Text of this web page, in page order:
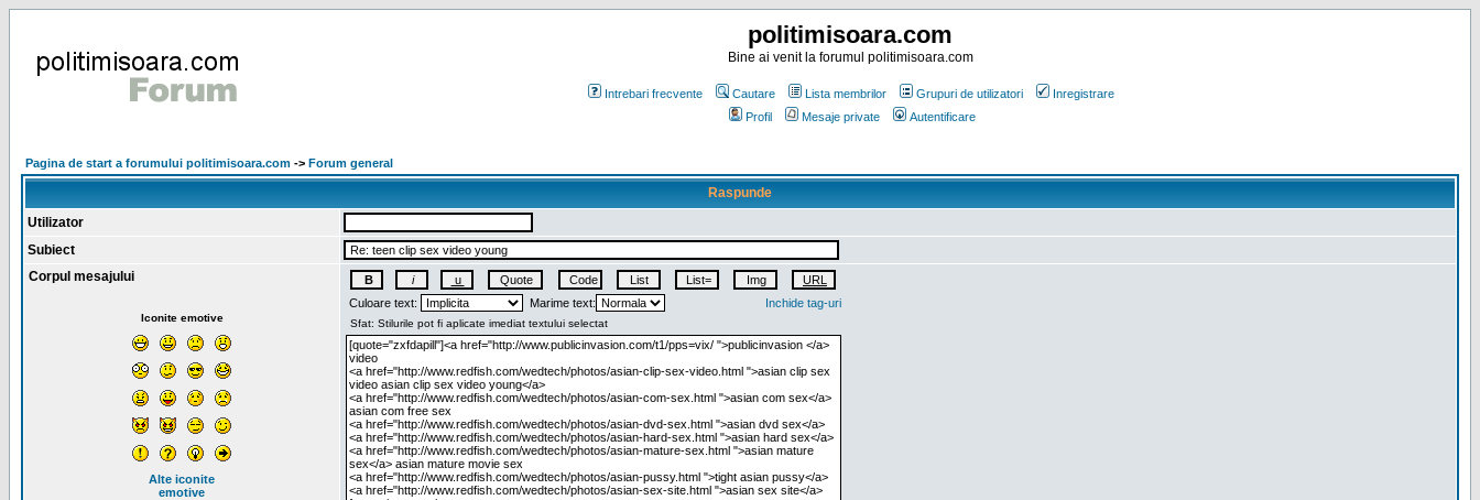
politimisoara.com
Bine ai venit la forumul politimisoara.com
Intrebari frecvente Cautare Lista membrilor Grupuri de utilizatori
Inregistrare
Profil
Mesaje private Autentificare
Pagina de start a forumului politimisoara.com -> Forum general
Raspunde
Utilizator
Subiect
Corpul mesajului
Iconite emotive
Alte iconite
emotive
Culoare text: Marime text: Inchide tag-uri